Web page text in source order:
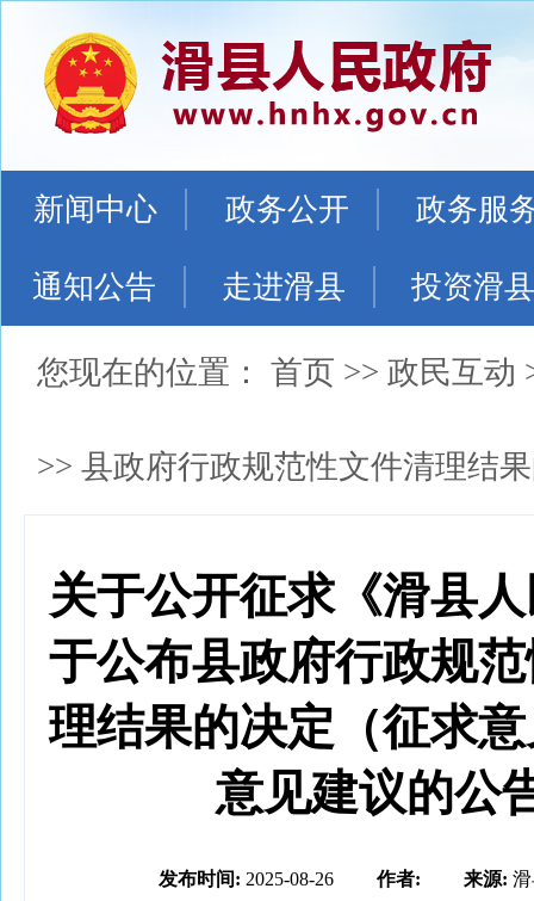
新闻中心 政务公开 政务服
通知公告 走进滑县 投资滑县
您现在的位置： 首页 >> 政民互动
>> 县政府行政规范性文件清理结
关于公开征求《滑县
于公布县政府行政规
理结果的决定（征求
意见建议的公
发布时间: 2025-08-26 作者: 来源: